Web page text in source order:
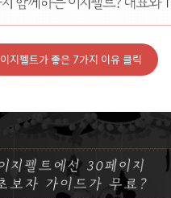
이지펠트가 좋은 7가지 이유 클릭